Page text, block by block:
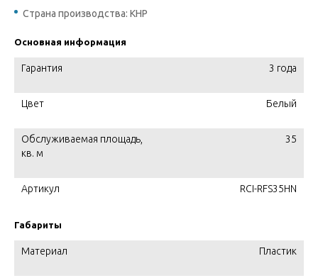
Страна производства: КНР
Основная информация
Гарантия 3 года
Цвет Белый
Обслуживаемая площадь,
кв. м
35
Артикул RCI-RFS35HN
Габариты
Материал Пластик